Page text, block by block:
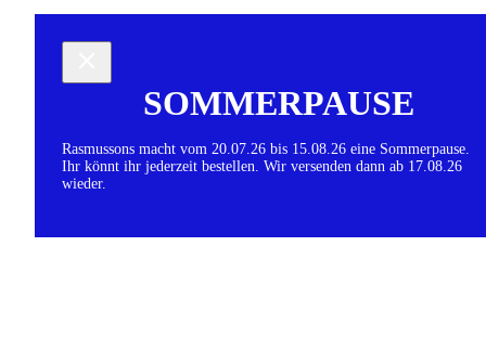
SOMMERPAUSE
Rasmussons macht vom 20.07.26 bis 15.08.26 eine Sommerpause.
Ihr könnt ihr jederzeit bestellen. Wir versenden dann ab 17.08.26
wieder.